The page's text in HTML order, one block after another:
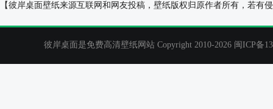
【彼岸桌面壁纸来源互联网和网友投稿，壁纸版权归原作者所有，若
彼岸桌面是免费高清壁纸网站 Copyright 2010-2026 闽ICP备